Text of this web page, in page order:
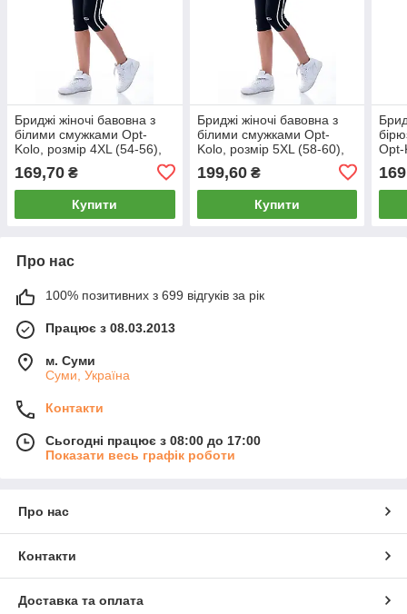
Бриджі жіночі бавовна з
білими смужками Opt-
Kolo, розмір 4XL (54-56),
169,70 ₴
Купити
Бриджі жіночі бавовна з
білими смужками Opt-
Kolo, розмір 5XL (58-60),
199,60₴
Купити
Opt-
Про нас
100% позитивних з 699 відгуків за рік
Працює з 08.03.2013
м. Суми
Суми, Україна
Контакти
Сьогодні працює з 08:00 до 17:00
Показати весь графік роботи
Про нас
Контакти
Доставка та оплата